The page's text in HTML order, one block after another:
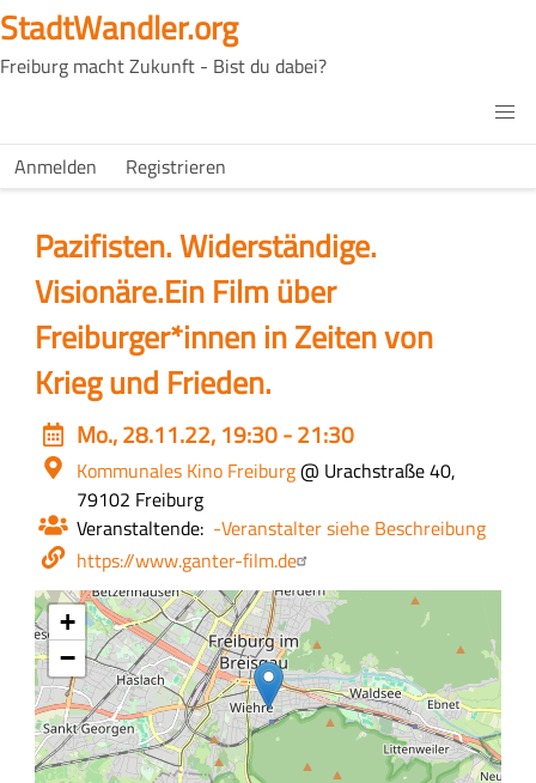
Direkt
zum
Inhalt
StadtWandler.org
Freiburg macht Zukunft - Bist du dabei?
Main
H4C
USER
Anmelden Registrieren
Pazifisten. Widerständige.
Visionäre.Ein Film über
Freiburger*innen in Zeiten von
Krieg und Frieden.
Event
date
Mo., 28.11.22, 19:30 - 21:30
Ort
Kommunales Kino Freiburg@ Urachstraße 40,
79102 Freiburg
Veranstaltende -Veranstalter siehe Beschreibung
Webseite
https://www.ganter-film.de
+
−